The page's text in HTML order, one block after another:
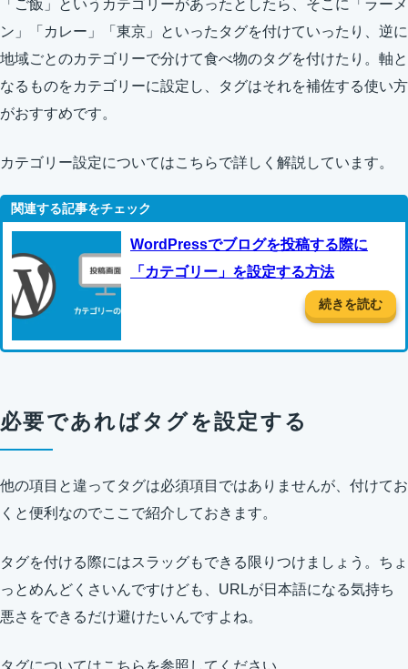
「ご飯」というカテゴリーがあったとしたら、そこに「ラーメ
ン」「カレー」「東京」といったタグを付けていったり、逆に
地域ごとのカテゴリーで分けて食べ物のタグを付けたり。軸と
なるものをカテゴリーに設定し、タグはそれを補佐する使い方
がおすすめです。
カテゴリー設定についてはこちらで詳しく解説しています。
WordPressでブログを投稿する際に
「カテゴリー」を設定する方法
続きを読む
必要であればタグを設定する
他の項目と違ってタグは必須項目ではありませんが、付けてお
くと便利なのでここで紹介しておきます。
タグを付ける際にはスラッグもできる限りつけましょう。ちょ
っとめんどくさいんですけども、URLが日本語になる気持ち
悪さをできるだけ避けたいんですよね。
タグについてはこちらを参照してください。